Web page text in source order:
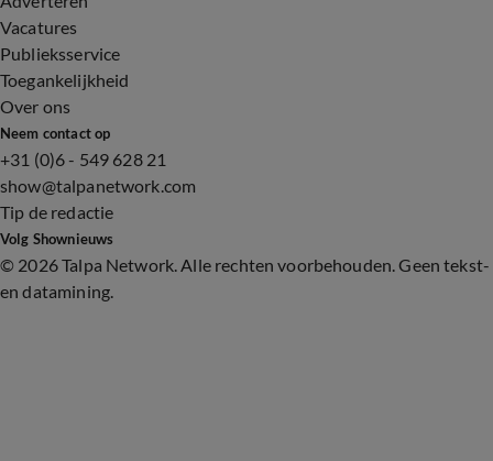
Vacatures
Publieksservice
Toegankelijkheid
Over ons
Neem contact op
+31 (0)6 - 549 628 21
show@talpanetwork.com
Tip de redactie
Volg Shownieuws
© 2026 Talpa Network. Alle rechten voorbehouden. Geen tekst-
en datamining.